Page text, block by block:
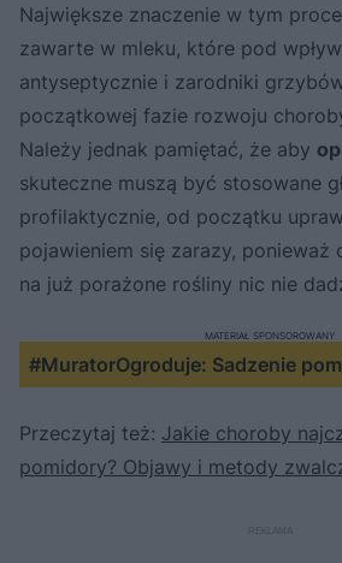
Największe znaczenie w tym
zawarte w mleku, które pod
antyseptycznie i zarodniki
początkowej fazie rozwoju
Należy jednak pamiętać, że aby
skuteczne muszą być stosowane
profilaktycznie, od początku
pojawieniem się zarazy, ponieważ
na już porażone rośliny nic nie
#MuratorOgroduje: Sadzenie
MATERIAŁ SPONSOROWANY
Przeczytaj też: Jakie choroby
pomidory? Objawy i metody